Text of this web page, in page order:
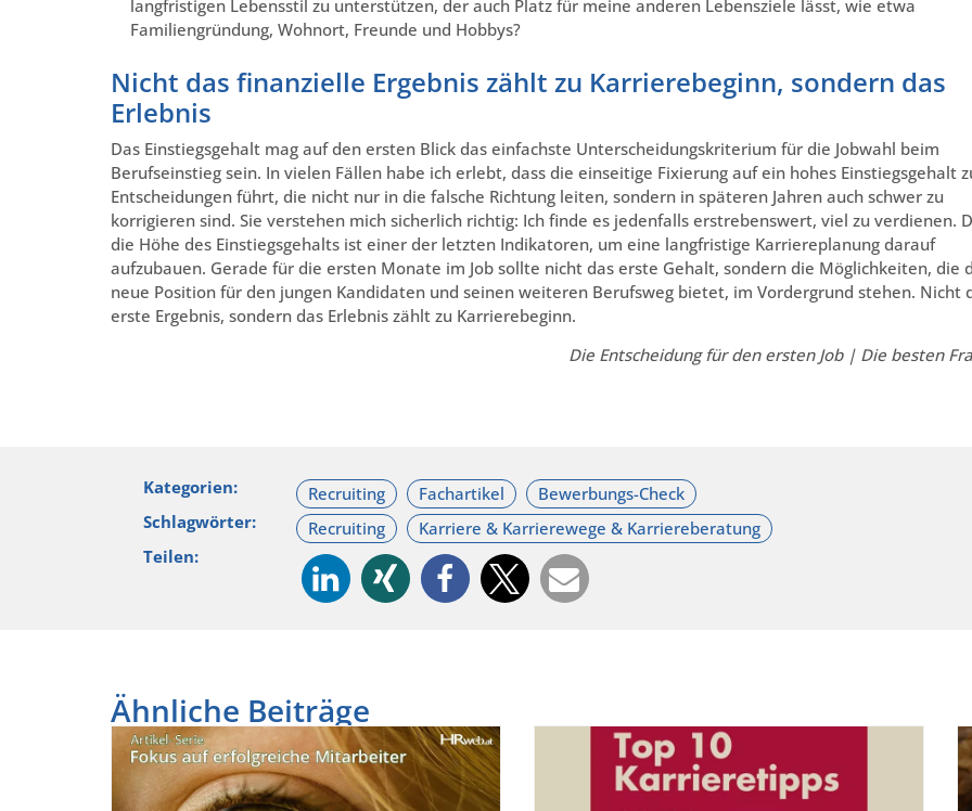
langfristigen Lebensstil zu unterstützen, der auch Platz für meine anderen Lebensziele lässt, wie etwa
Familiengründung, Wohnort, Freunde und Hobbys?
Nicht das finanzielle Ergebnis zählt zu Karrierebeginn, sondern das
Erlebnis
Das Einstiegsgehalt mag auf den ersten Blick das einfachste Unterscheidungskriterium für die Jobwahl beim
Berufseinstieg sein. In vielen Fällen habe ich erlebt, dass die einseitige Fixierung auf ein hohes Einstiegsgehalt
Entscheidungen führt, die nicht nur in die falsche Richtung leiten, sondern in späteren Jahren auch schwer zu
korrigieren sind. Sie verstehen mich sicherlich richtig: Ich finde es jedenfalls erstrebenswert, viel zu verdienen.
die Höhe des Einstiegsgehalts ist einer der letzten Indikatoren, um eine langfristige Karriereplanung darauf
aufzubauen. Gerade für die ersten Monate im Job sollte nicht das erste Gehalt, sondern die Möglichkeiten, die
neue Position für den jungen Kandidaten und seinen weiteren Berufsweg bietet, im Vordergrund stehen. Nicht
erste Ergebnis, sondern das Erlebnis zählt zu Karrierebeginn.
Die Entscheidung für den ersten Job | Die besten
Kategorien:
Schlagwörter:
Teilen:
Ähnliche Beiträge